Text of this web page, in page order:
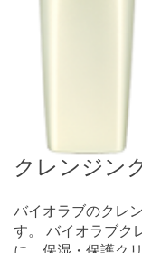
クレンジン
バイオラブのクレ
す。 バイオラブク